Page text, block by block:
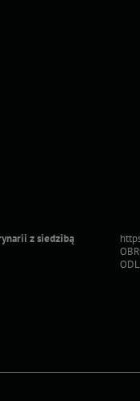
z siedzibą